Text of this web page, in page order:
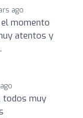
ago
momento
atentos y
todos muy